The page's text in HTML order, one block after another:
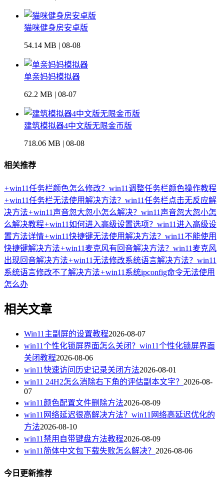
猫咪健身房安卓版
54.14 MB | 08-08
单亲妈妈模拟器
62.2 MB | 08-07
建筑模拟器4中文版无限金币版
718.06 MB | 08-08
相关推荐
+win11任务栏颜色怎么修改？win11调整任务栏颜色操作教程
+win11任务栏无法使用解决方法？win11任务栏点击无反应解
决方法+win11声音忽大忽小怎么解决？win11声音忽大忽小怎
么解决教程+win11如何进入高级设置选项？win11进入高级设
置方法详情+win11快捷键无法使用解决方法？win11不能使用
快捷键解决方法+win11麦克风有回音解决方法？win11麦克风
出现回音解决方法+win11无法修改系统语言解决方法？win11
系统语言修改不了解决方法+win11系统ipconfig命令无法使用
怎么办
相关文章
Win11主副屏的设置教程2026-08-07
win11个性化锁屏界面怎么关闭？win11个性化锁屏界面
关闭教程2026-08-06
win11快速访问历史记录关闭方法2026-08-01
win11 24H2怎么消除右下角的评估副本文字？ 2026-08-
07
win11颜色配置文件删除方法2026-08-09
win11网络延迟很高解决方法？win11网络高延迟优化的
方法2026-08-10
win11禁用自带键盘方法教程2026-08-09
win11简体中文包下载失败怎么解决？ 2026-08-06
今日更新推荐